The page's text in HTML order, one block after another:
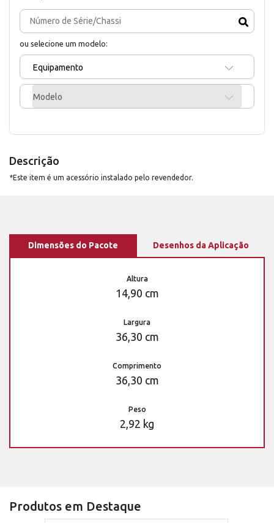
ou selecione um modelo:
Equipamento
Modelo
Descrição
*Este item é um acessório instalado pelo revendedor.
Dimensões do Pacote Desenhos da Aplicação
Altura
14,90 cm
Largura
36,30 cm
Comprimento
36,30 cm
Peso
2,92 kg
Produtos em Destaque